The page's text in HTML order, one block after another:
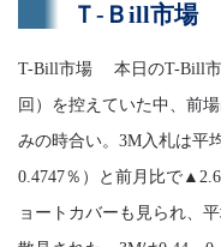
Ｔ-Ｂill市場
T-Bill市場 本日のT-Bill市
回）を控えていた中、前
みの時合い。3M入札は平
0.4747％）と前月比で
ョートカバーも見られ、